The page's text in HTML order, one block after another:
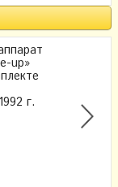
up»
г.